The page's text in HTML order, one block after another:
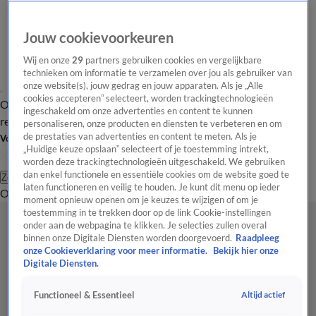
Overzicht Laatste nieuws Regionieuws Het beste van Hart
Tip de
redactie
Volg Hart van Nederland
Zoeken
OverzichtRegioUitzendingenWeerTip de redactiePanelVideo's
Jouw cookievoorkeuren
Wij en onze29 partners gebruiken cookies en vergelijkbare
technieken om informatie te verzamelen over jou als gebruiker van
onze website(s), jouw gedrag en jouw apparaten. Als je „Alle
cookies accepteren” selecteert, worden trackingtechnologieën
ingeschakeld om onze advertenties en content te kunnen
personaliseren, onze producten en diensten te verbeteren en om
de prestaties van advertenties en content te meten. Als je
„Huidige keuze opslaan” selecteert of je toestemming intrekt,
worden deze trackingtechnologieën uitgeschakeld. We gebruiken
dan enkel functionele en essentiële cookies om de website goed te
laten functioneren en veilig te houden. Je kunt dit menu op ieder
moment opnieuw openen om je keuzes te wijzigen of om je
toestemming in te trekken door op de link Cookie-instellingen
onder aan de webpagina te klikken. Je selecties zullen overal
binnen onze Digitale Diensten worden doorgevoerd. Raadpleeg
onze Cookieverklaring voor meer informatie.
Bekijk hier onze
Digitale Diensten.
Functioneel & Essentieel Altijd actief